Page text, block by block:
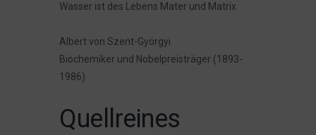
Wasser ist des Lebens Mater und Matrix
Albert von Szent-Györgyi
Biochemiker und Nobelpreisträger (1893-
1986)
Quellreines